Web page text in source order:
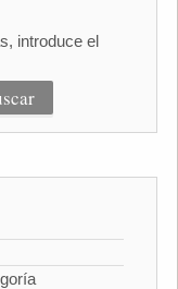
introduce el